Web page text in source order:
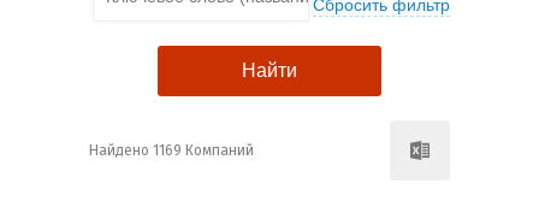
Найдено 1169 Компаний